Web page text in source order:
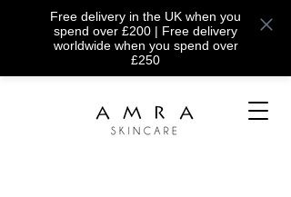
Free delivery in the UK when you
spend over £200 | Free delivery
worldwide when you spend over
£250